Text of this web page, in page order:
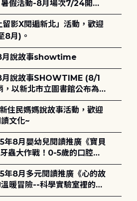
假活動-8月場次7/24開始
8月)。
8月說故事showtime
8月說故事SHOWTIME (8/1
以新北市立圖書館公布為
住民媽媽說故事活動，歡迎
文化~
年8月嬰幼兒閱讀推廣《寶貝
蟲大作戰！0-5歲的口腔照
年8月多元閱讀推廣《心的故
暖冒險--科學實驗室裡的放